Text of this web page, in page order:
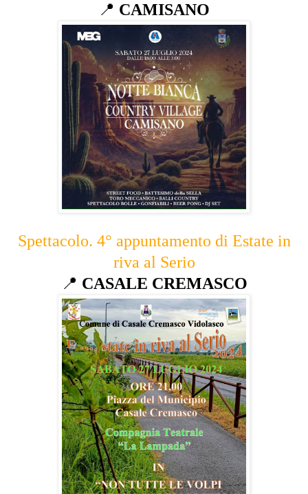
📍 CAMISANO
Spettacolo. 4° appuntamento di Estate in
riva al Serio
📍 CASALE CREMASCO